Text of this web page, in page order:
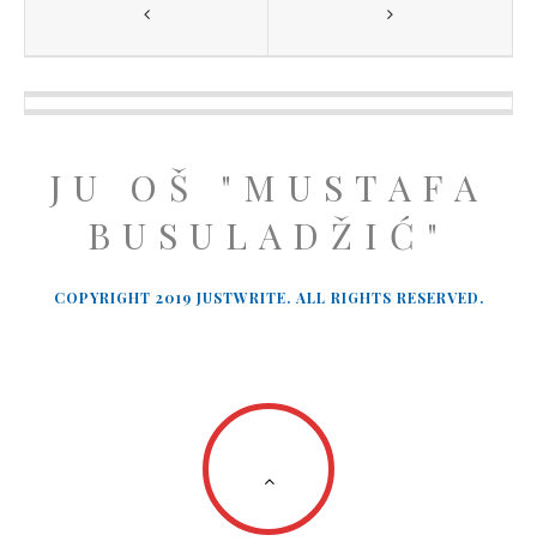
JU OŠ "MUSTAFA
BUSULADŽIĆ"
COPYRIGHT 2019 JUSTWRITE. ALL RIGHTS RESERVED.